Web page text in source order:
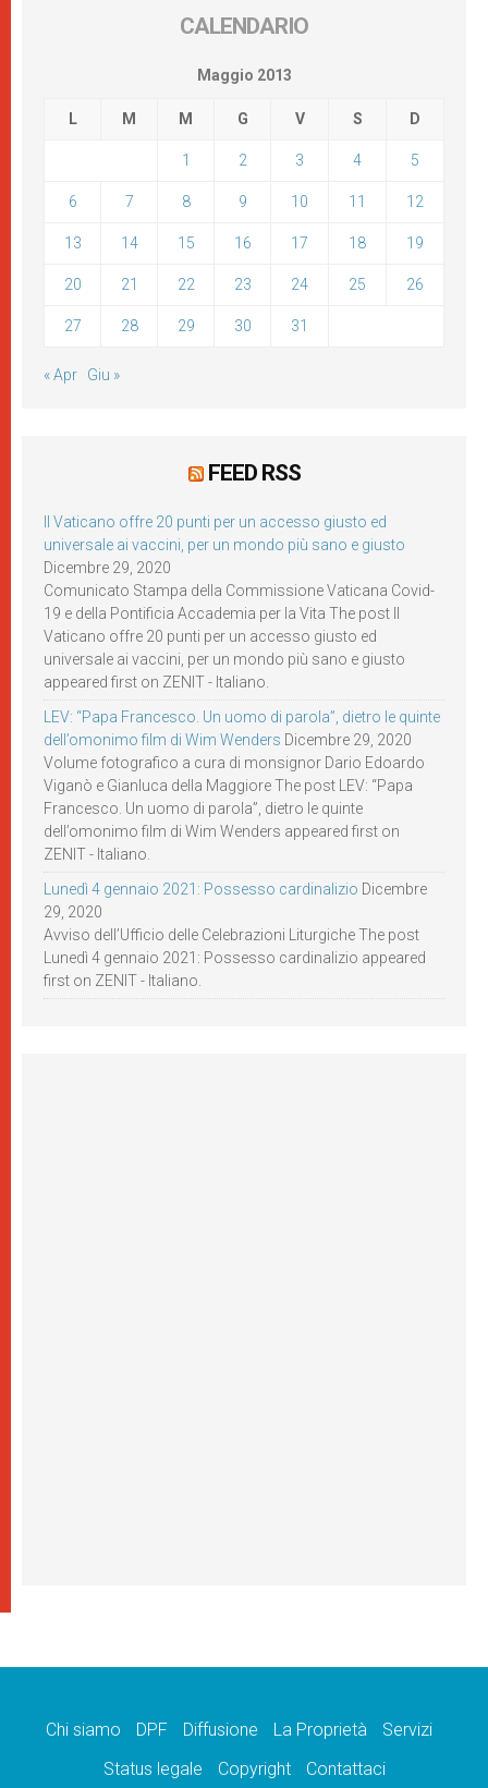
CALENDARIO
Maggio 2013
L M M G V S D
1 2 3 4 5
6 7 8 9 10 11 12
13 14 15 16 17 18 19
20 21 22 23 24 25 26
27 28 29 30 31
« Apr Giu »
FEED RSS
Il Vaticano offre 20 punti per un accesso giusto ed
universale ai vaccini, per un mondo più sano e giusto
Dicembre 29, 2020
Comunicato Stampa della Commissione Vaticana Covid-
19 e della Pontificia Accademia per la Vita The post Il
Vaticano offre 20 punti per un accesso giusto ed
universale ai vaccini, per un mondo più sano e giusto
appeared first on ZENIT - Italiano.
LEV: “Papa Francesco. Un uomo di parola”, dietro le quinte
dell’omonimo film di Wim Wenders Dicembre 29, 2020
Volume fotografico a cura di monsignor Dario Edoardo
Viganò e Gianluca della Maggiore The post LEV: “Papa
Francesco. Un uomo di parola”, dietro le quinte
dell’omonimo film di Wim Wenders appeared first on
ZENIT - Italiano.
Lunedì 4 gennaio 2021: Possesso cardinalizio Dicembre
29, 2020
Avviso dell’Ufficio delle Celebrazioni Liturgiche The post
Lunedì 4 gennaio 2021: Possesso cardinalizio appeared
first on ZENIT - Italiano.
Chi siamo DPF Diffusione La Proprietà
Servizi
Status legale
Copyright Contattaci